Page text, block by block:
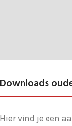
Downloads
Hier vind je een